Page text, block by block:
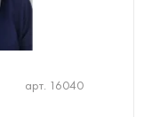
арт. 16040